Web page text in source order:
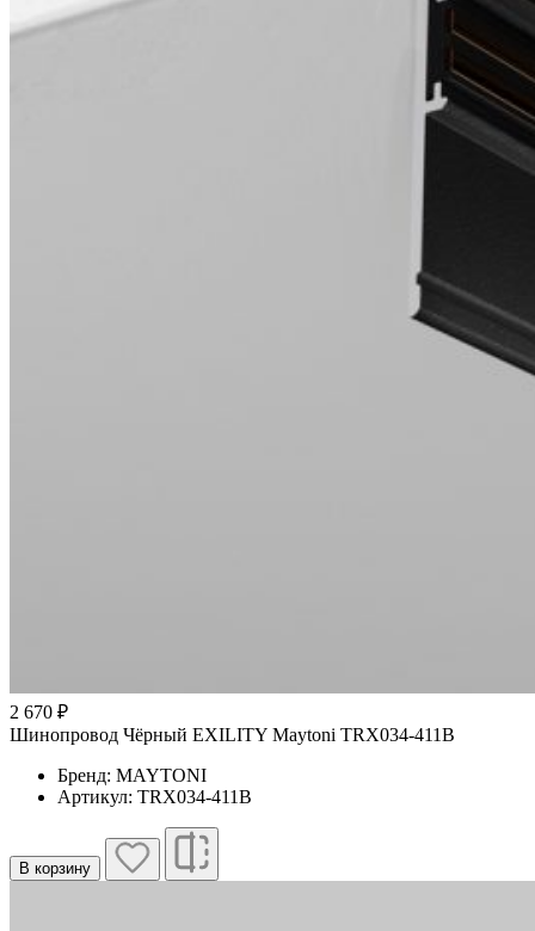
2 670 ₽
Шинопровод Чёрный EXILITY Maytoni TRX034-411B
Бренд: MAYTONI
Артикул: TRX034-411B
В корзину